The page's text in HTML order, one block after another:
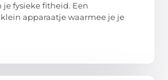
fysieke fitheid. Een
apparaatje waarmee je je